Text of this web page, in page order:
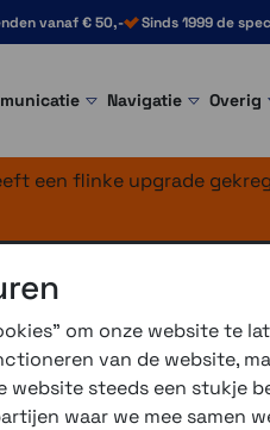
vanaf € 50,- Sinds 1999 de
Navigatie Overig
een flinke upgrade
Onderdelen om een
om onze website te
van de website,
website steeds een stukje
waar we mee samen